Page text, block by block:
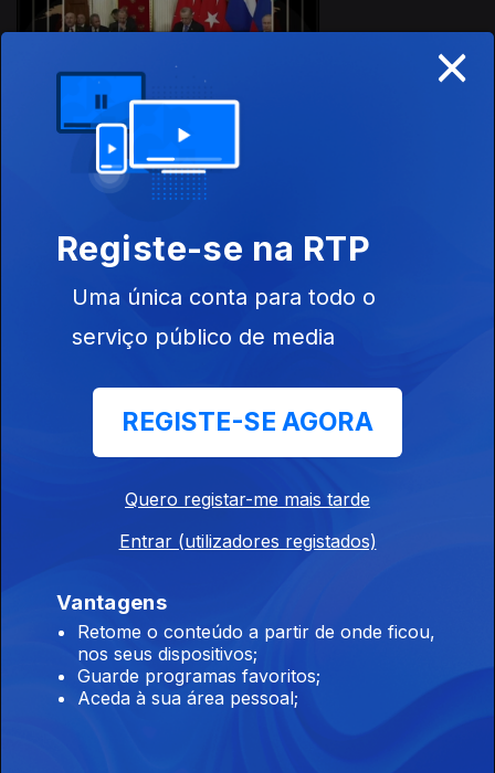
14 mar. 2020
Ep. 10
Ep. 8 22 fev. 2020
×
Registe-se na RTP
Uma única conta para todo o
serviço público de media
REGISTE-SE AGORA
Quero registar-me mais tarde
Entrar (utilizadores registados)
Vantagens
Retome o conteúdo a partir de onde ficou,
nos seus dispositivos;
Guarde programas favoritos;
Aceda à sua área pessoal;